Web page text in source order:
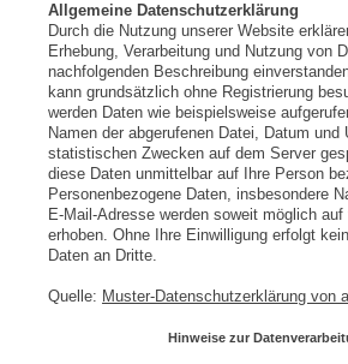
Allgemeine Datenschutzerklärung
Durch die Nutzung unserer Website
Erhebung, Verarbeitung und Nutzung von
nachfolgenden Beschreibung
kann grundsätzlich ohne Registrierung
werden Daten wie beispielsweise
Namen der abgerufenen Datei, Datum und
statistischen Zwecken auf dem Server
diese Daten unmittelbar auf Ihre Person
Personenbezogene Daten, insbesondere
E-Mail-Adresse werden soweit möglich
erhoben. Ohne Ihre Einwilligung erfolgt
Daten an Dritte.
Quelle: Muster-Datenschutzerklärung von
Hinweise zur